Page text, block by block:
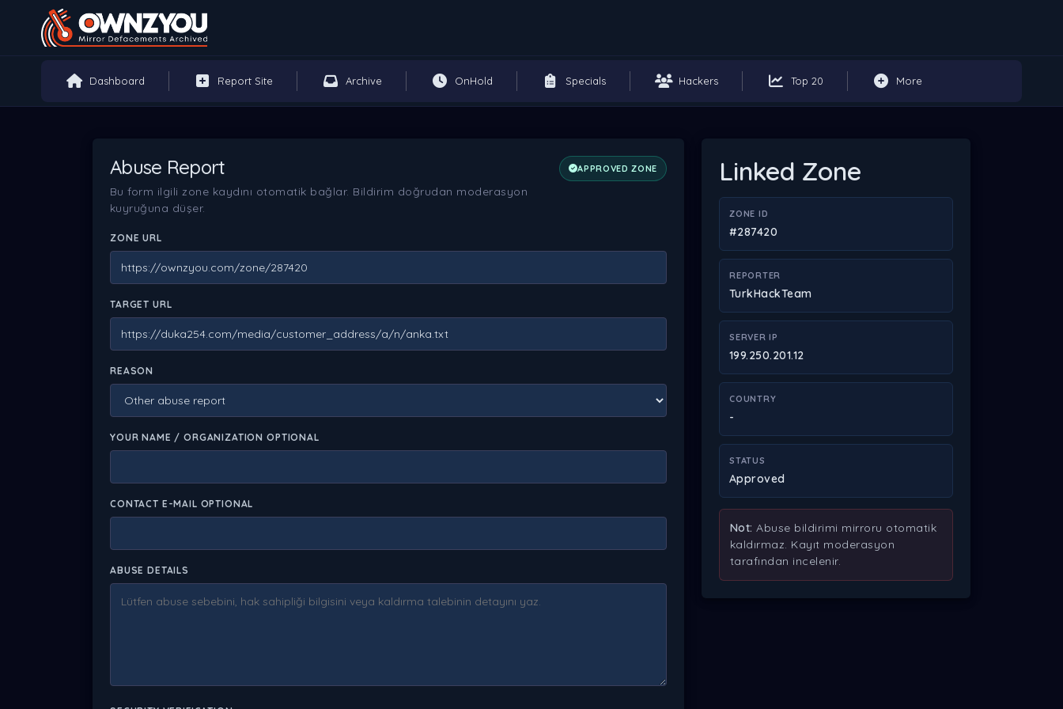
Dashboard Report Site Archive OnHold Specials Hackers Top 20 More
Abuse Report
Bu form ilgili zone kaydını otomatik bağlar. Bildirim doğrudan moderasyon
kuyruğuna düşer.
APPROVED ZONE
ZONE URL
TARGET URL
REASON
YOUR NAME / ORGANIZATION OPTIONAL
CONTACT E-MAIL OPTIONAL
ABUSE DETAILS
Linked Zone
ZONE ID
#287420
REPORTER
TurkHackTeam
SERVER IP
199.250.201.12
COUNTRY
-
STATUS
Approved
Not: Abuse bildirimi mirroru otomatik
kaldırmaz. Kayıt moderasyon
tarafından incelenir.